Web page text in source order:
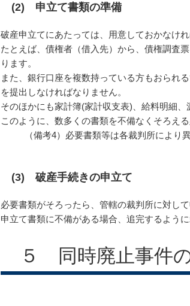
(2) 申立て書類の準備
破産申立てにあたっては、用意しておかなけ
たとえば、債権者（借入先）から、債権調査
ります。
また、銀行口座を複数持っている方もおられ
を提出しなければなりません。
そのほかにも家計簿(家計収支表)、給料明細、
このように、数多くの書類を不備なくそろえる
（備考4）必要書類等は各裁判所により
(3) 破産手続きの申立て
必要書類がそろったら、管轄の裁判所に対し
申立て書類に不備がある場合、追完するよう
５ 同時廃止事件